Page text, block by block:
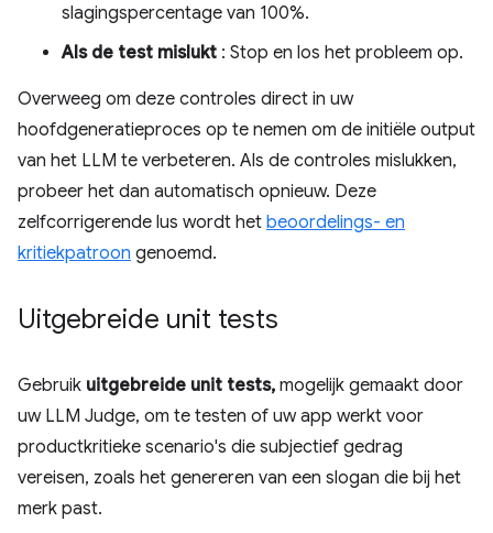
slagingspercentage van 100%.
Als de test mislukt : Stop en los het probleem op.
Overweeg om deze controles direct in uw
hoofdgeneratieproces op te nemen om de initiële output
van het LLM te verbeteren. Als de controles mislukken,
probeer het dan automatisch opnieuw. Deze
zelfcorrigerende lus wordt het beoordelings- en
kritiekpatroon genoemd.
Uitgebreide unit tests
Gebruik uitgebreide unit tests, mogelijk gemaakt door
uw LLM Judge, om te testen of uw app werkt voor
productkritieke scenario's die subjectief gedrag
vereisen, zoals het genereren van een slogan die bij het
merk past.